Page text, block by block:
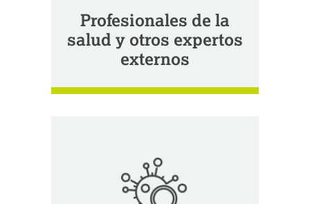
Profesionales de la
salud y otros expertos
externos